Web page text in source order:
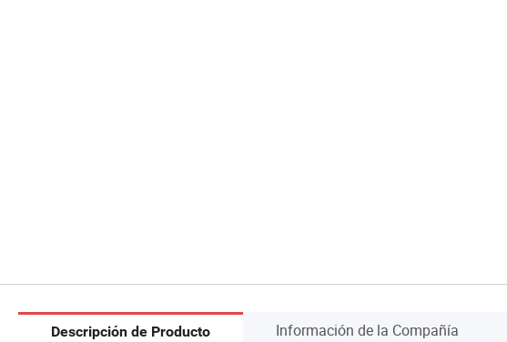
Descripción de Producto Información de la Compañía